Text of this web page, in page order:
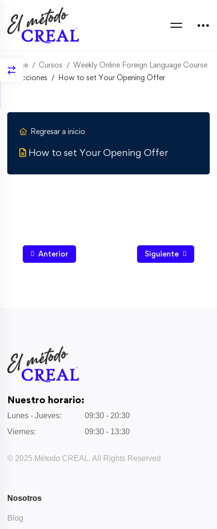
Home Cursos
Weekly Online Foreign Language Course
Lecciones
How to set Your Opening Offer
Regresar a inicio
How to set Your Opening Offer
Anterior Siguiente
Nuestro horario:
Lunes - Jueves:
09:30 - 20:30
Viernes:
09:30 - 13:30
© 2025 Método CREAL. All Rights Reserved
Nosotros
Blog